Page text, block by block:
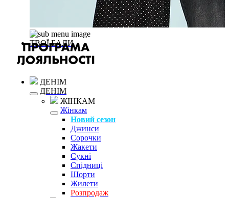
ТВОЇ БАЛИ
ДЕНІМ
ДЕНІМ
ЖІНКАМ
Жінкам
Новий сезон
Джинси
Сорочки
Жакети
Сукні
Спідниці
Шорти
Жилети
Розпродаж